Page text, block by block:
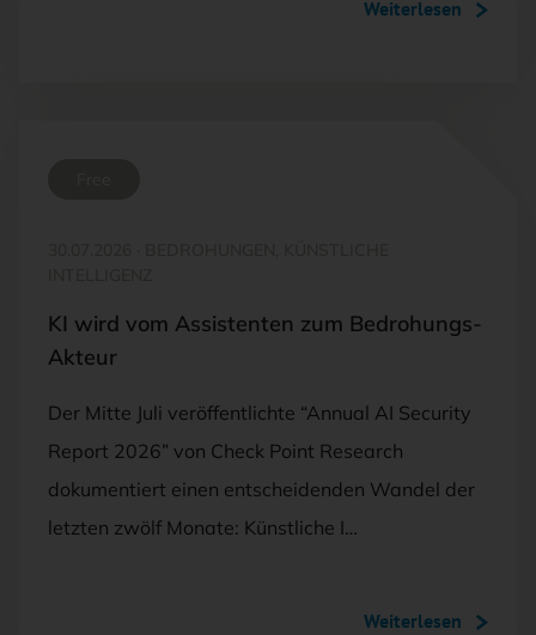
Weiterlesen
KI wird vom Assistenten zum Bedrohungs-
Akteur
Der Mitte Juli veröffentlichte “Annual AI Security
Report 2026” von Check Point Research
dokumentiert einen entscheidenden Wandel der
letzten zwölf Monate: Künstliche I…
Weiterlesen